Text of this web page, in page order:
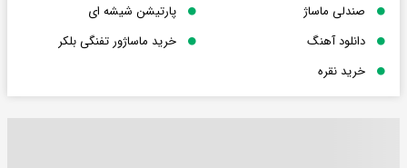
صندلی ماساژ
پارتیشن شیشه ای
دانلود آهنگ
خرید ماساژور تفنگی بلکر
خرید نقره